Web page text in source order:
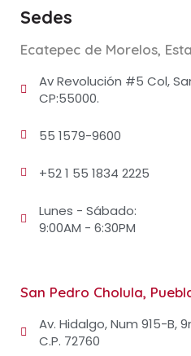
Sedes
Ecatepec de Morelos,
Av Revolución #5 Col,
CP:55000.
55 1579-9600
+52 1 55 1834 2225
Lunes - Sábado:
9:00AM - 6:30PM
San Pedro Cholula,
Av. Hidalgo, Num 915-B,
C.P. 72760